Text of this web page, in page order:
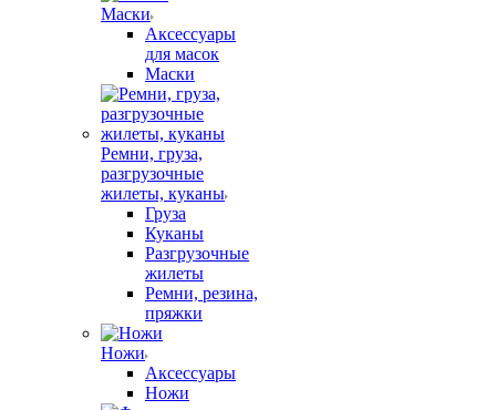
Маски
Аксессуары
для масок
Маски
Ремни, груза,
разгрузочные
жилеты, куканы
Груза
Куканы
Разгрузочные
жилеты
Ремни, резина,
пряжки
Ножи
Аксессуары
Ножи